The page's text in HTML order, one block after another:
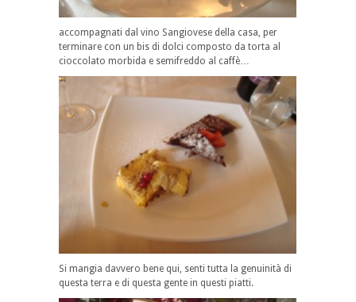
accompagnati dal vino Sangiovese della casa, per
terminare con un bis di dolci composto da torta al
cioccolato morbida e semifreddo al caffè…
Si mangia davvero bene qui, senti tutta la genuinità di
questa terra e di questa gente in questi piatti.